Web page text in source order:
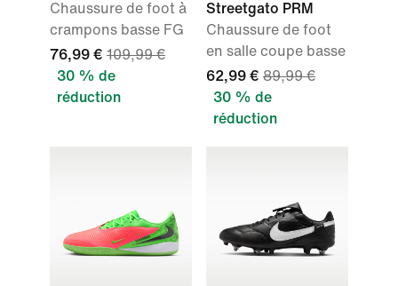
Chaussure de foot à
crampons basse FG
76,99 € 109,99 €
30 % de
réduction
Streetgato PRM
Chaussure de foot
en salle coupe basse
62,99 € 89,99 €
30 % de
réduction